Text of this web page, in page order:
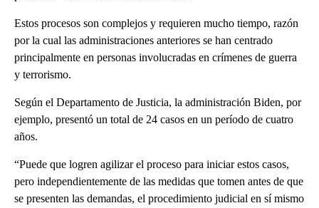
Estos procesos son complejos y requieren mucho tiempo, razón
por la cual las administraciones anteriores se han centrado
principalmente en personas involucradas en crímenes de guerra
y terrorismo.
Según el Departamento de Justicia, la administración Biden, por
ejemplo, presentó un total de 24 casos en un período de cuatro
años.
“Puede que logren agilizar el proceso para iniciar estos casos,
pero independientemente de las medidas que tomen antes de que
se presenten las demandas, el procedimiento judicial en sí mismo